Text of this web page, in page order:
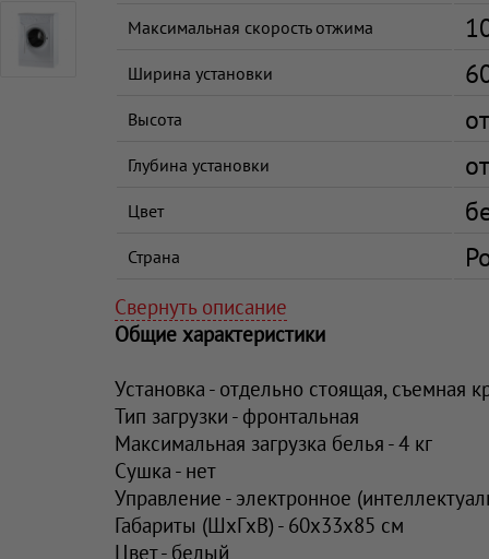
Максимальная скорость отжима
Ширина установки
Высота
Глубина установки
Цвет
Страна
Свернуть описание
Общие характеристики
Установка - отдельно стоящая, съемная
Тип загрузки - фронтальная
Максимальная загрузка белья - 4 кг
Сушка - нет
Управление - электронное
Габариты (ШxГxВ) - 60x33x85 см
Цвет - белый